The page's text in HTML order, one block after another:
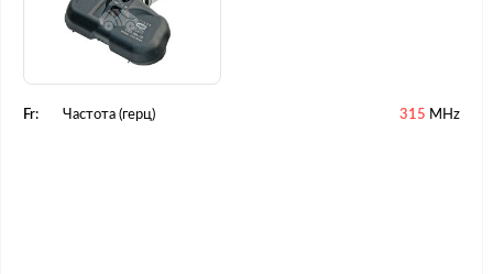
Fr: Частота (герц) 315 MHz